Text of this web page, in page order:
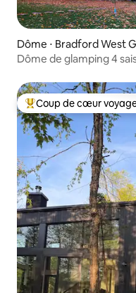
Dôme ⋅ Bradford West
Dôme de glamping 4
Coups de cœur
Coup de cœur